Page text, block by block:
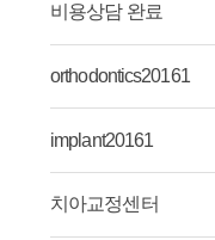
비용상담 완료
orthodontics20161
implant20161
치아교정센터